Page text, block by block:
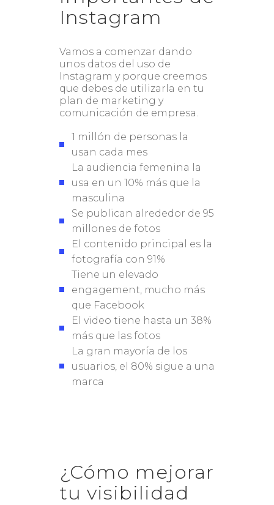
Instagram
Vamos a comenzar dando
unos datos del uso de
Instagram y porque creemos
que debes de utilizarla en tu
plan de marketing y
comunicación de empresa.
1 millón de personas la
usan cada mes
La audiencia femenina la
usa en un 10% más que la
masculina
Se publican alrededor de 95
millones de fotos
El contenido principal es la
fotografía con 91%
Tiene un elevado
engagement, mucho más
que Facebook
El video tiene hasta un 38%
más que las fotos
La gran mayoría de los
usuarios, el 80% sigue a una
marca
¿Cómo mejorar
tu visibilidad